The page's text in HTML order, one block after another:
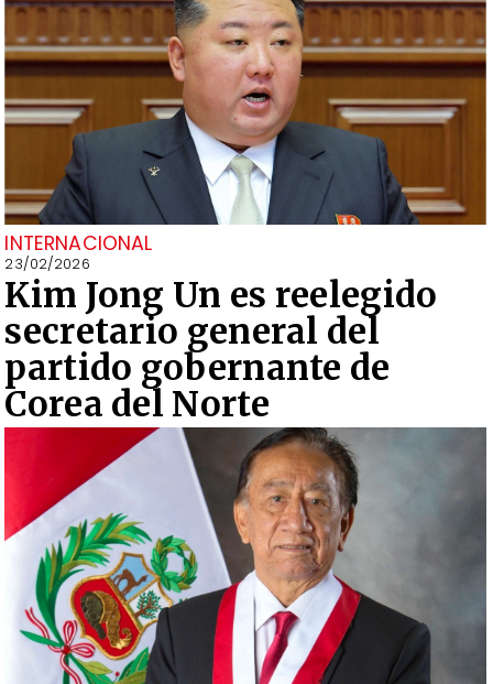
INTERNACIONAL
23/02/2026
Kim Jong Un es reelegido
secretario general del
partido gobernante de
Corea del Norte